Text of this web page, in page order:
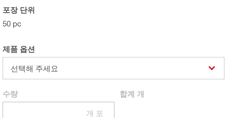
포장 단위
50 pc
제품 옵션
선택해 주세요
수량
개 포
합계 개